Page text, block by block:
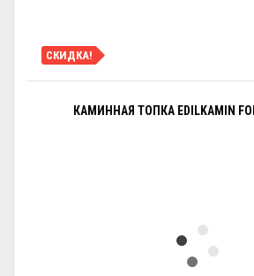
СКИДКА!
КАМИННАЯ ТОПКА EDILKAMIN